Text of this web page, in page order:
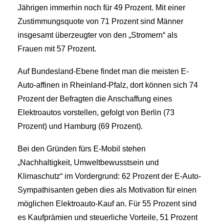
Jährigen immerhin noch für 49 Prozent. Mit einer
Zustimmungsquote von 71 Prozent sind Männer
insgesamt überzeugter von den „Stromern“ als
Frauen mit 57 Prozent.
Auf Bundesland-Ebene findet man die meisten E-
Auto-affinen in Rheinland-Pfalz, dort können sich 74
Prozent der Befragten die Anschaffung eines
Elektroautos vorstellen, gefolgt von Berlin (73
Prozent) und Hamburg (69 Prozent).
Bei den Gründen fürs E-Mobil stehen
„Nachhaltigkeit, Umweltbewusstsein und
Klimaschutz“ im Vordergrund: 62 Prozent der E-Auto-
Sympathisanten geben dies als Motivation für einen
möglichen Elektroauto-Kauf an. Für 55 Prozent sind
es Kaufprämien und steuerliche Vorteile, 51 Prozent